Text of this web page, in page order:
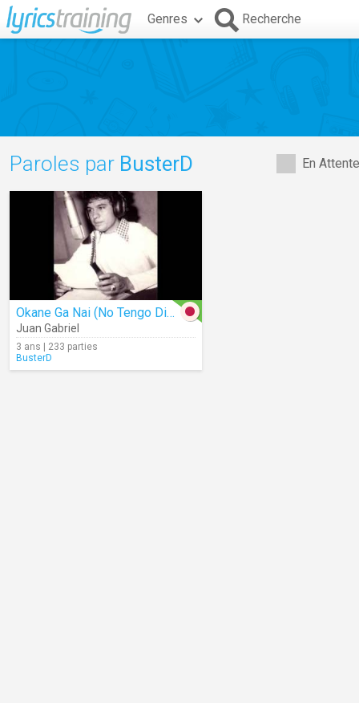
Genres Recherche
En
Paroles par BusterD
Okane Ga Nai (No Tengo Dinero)
Juan Gabriel
3 ans | 233 parties
BusterD